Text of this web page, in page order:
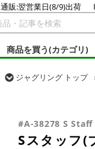
通販:翌営業日(8/9)出荷
商品を買う(カテゴリ)
ジャグリング トップ
#A-38278 S
Sスタッフ(